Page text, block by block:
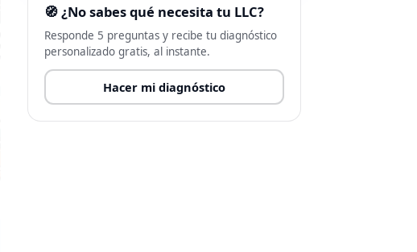
🧭 ¿No sabes qué necesita tu LLC?
Responde 5 preguntas y recibe tu diagnóstico
personalizado gratis, al instante.
Hacer mi diagnóstico